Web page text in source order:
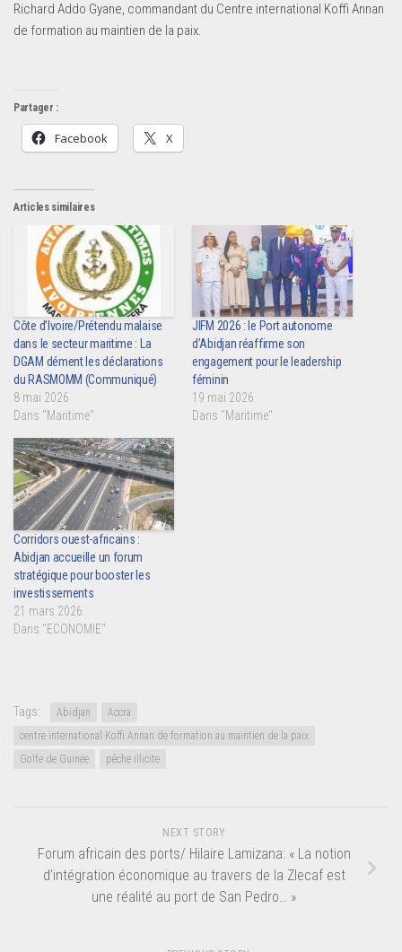
Richard Addo Gyane, commandant du Centre international Koffi Annan
de formation au maintien de la paix.
Partager :
Facebook X
Articles similaires
Côte d’Ivoire/Prétendu malaise
dans le secteur maritime : La
DGAM dément les déclarations
du RASMOMM (Communiqué)
8 mai 2026
Dans "Maritime"
JIFM 2026 : le Port autonome
d’Abidjan réaffirme son
engagement pour le leadership
féminin
19 mai 2026
Dans "Maritime"
Corridors ouest-africains :
Abidjan accueille un forum
stratégique pour booster les
investissements
21 mars 2026
Dans "ECONOMIE"
Tags: Abidjan
Accra
centre international Koffi Annan de formation au maintien de la paix
Golfe de Guinée
pêche illicite
NEXT STORY
Forum africain des ports/ Hilaire Lamizana: « La notion
d’intégration économique au travers de la Zlecaf est
une réalité au port de San Pedro… »